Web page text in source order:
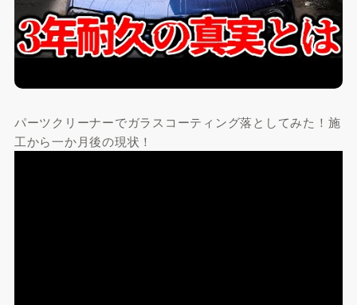
パーツクリーナーでガラスコーティング落としてみた！施
工から一か月後の現状！